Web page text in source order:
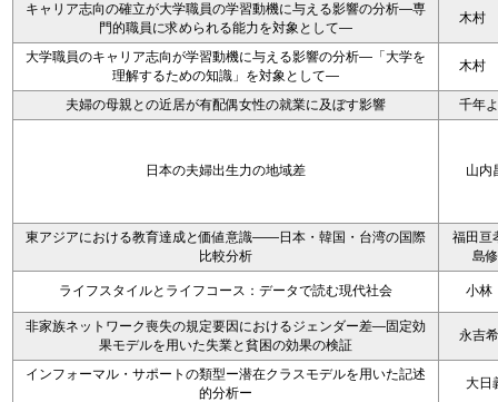
キャリア志向の確立が大学職員の学習動機に与える影響の分析―専
門的職員に求められる能力を対象として―
木村
大学職員のキャリア志向が学習動機に与える影響の分析―「大学を
理解するための知識」を対象として―
木村
夫婦の母親との近居が有配偶女性の就業に及ぼす影響 千年
日本の夫婦出生力の地域差 山内
東アジアにおける教育達成と価値意識――日本・韓国・台湾の国際
比較分析
福田亘
島
ライフスタイルとライフコース：データで読む現代社会 小
非家族ネットワーク喪失の規定要因におけるジェンダー差―固定効
果モデルを用いた失業と貧困の効果の検証
永吉
インフォーマル・サポートの類型ー潜在クラスモデルを用いた記述
的分析ー
大日